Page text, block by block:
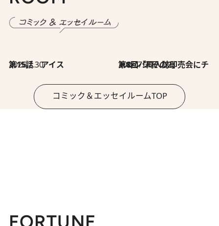
2026.7.30
第15話 アイス 2026.7.30
第8回「同人誌即売会にチャレンジ その2」
コミック＆エッセイルームTOP
FORTUNE